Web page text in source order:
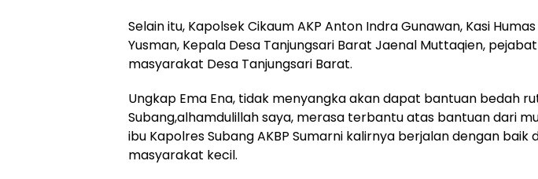
Selain itu, Kapolsek Cikaum AKP Anton Indra Gunawan, Kasi
Yusman, Kepala Desa Tanjungsari Barat Jaenal Muttaqien,
masyarakat Desa Tanjungsari Barat.
Ungkap Ema Ena, tidak menyangka akan dapat bantuan bedah
Subang,alhamdulillah saya, merasa terbantu atas bantuan dari
ibu Kapolres Subang AKBP Sumarni kalirnya berjalan dengan baik
masyarakat kecil.